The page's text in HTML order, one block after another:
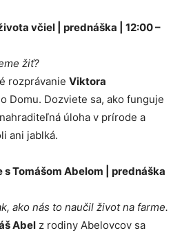
včiel | prednáška | 12:00 –
žiť?
rozprávanie Viktora
Domu. Dozviete sa, ako funguje
úloha v prírode a
ani jablká.
s Tomášom Abelom | prednáška
ako nás to naučil život na farme.
Abel z rodiny Abelovcov sa